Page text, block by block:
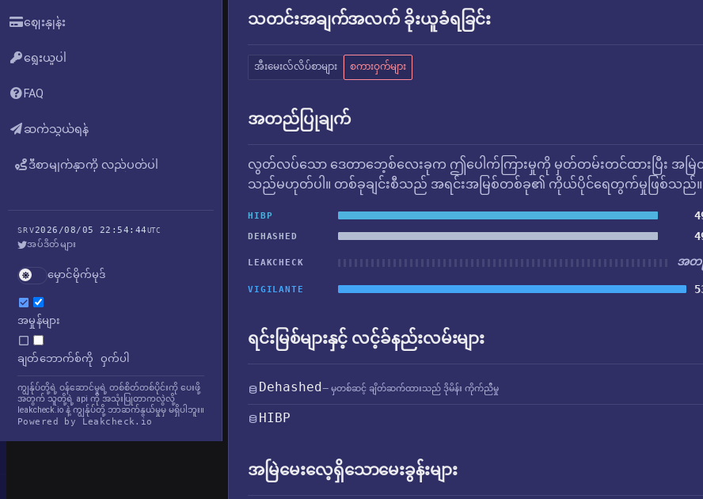
ဈေးနှုန်း
ရွေးယူပါ
FAQ
ဆက်သွယ်ရန်
ဒီစာမျက်နှာကို လည်ပတ်ပါ
SRV2026/08/05 22:54:44UTC
အပ်ဒိတ်များ
မှောင်မိုက်မုဒ်
အမှုန်များ
ချတ်ဘောက်စ်ကို ဝှက်ပါ
ကျွန်ုပ်တို့ရဲ့ ဝန်ဆောင်မှုရဲ့ တစ်စိတ်တစ်ပိုင်းကို ပေးဖို့
အတွက် သူတို့ရဲ့ api ကို အသုံးပြုတာကလွဲလို့
leakcheck.io နဲ့ ကျွန်ုပ်တို့ ဘာဆက်နွယ်မှုမှ မရှိပါဘူး။
Powered by Leakcheck.io
သတင်းအချက်အလက် ခိုးယူခံရခြင်း
အီးမေးလ်လိပ်စာများ စကားဝှက်များ
အတည်ပြုချက်
လွတ်လပ်သော ဒေတာဘေ့စ်လေးခုက ဤပေါက်ကြားမှုကို မှတ်တမ်းတင်ထားပြီး အမ
သည်မဟုတ်ပါ။ တစ်ခုချင်းစီသည် အရင်းအမြစ်တစ်ခု၏ ကိုယ်ပိုင်ရေတွက်မှုဖြစ်သည်။
HIBP
DEHASHED
LEAKCHECK အတ
VIGILANTE
ရင်းမြစ်များနှင့် လင့်ခ်နည်းလမ်းများ
Dehashed— မှတစ်ဆင့် ချိတ်ဆက်ထားသည် ဒိုမိန်း ကိုက်ညီမှု
HIBP
အမြဲမေးလေ့ရှိသောမေးခွန်းများ